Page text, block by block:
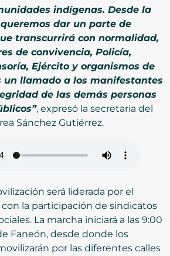
indígenas. Desde la
dar un parte de
transcurrirá con normalidad,
de convivencia, Policía,
Ejército y organismos de
un llamado a los manifestantes
de las demás personas
, expresó la secretaria del
Sánchez Gutiérrez.
será liderada por el
la participación de sindicatos
La marcha iniciará a las 9:00
Faneón, desde donde los
por las diferentes calles